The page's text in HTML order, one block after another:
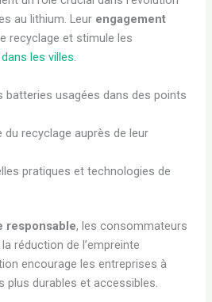
au lithium. Leur engagement
recyclage et stimule les
les villes.
batteries usagées dans des points
du recyclage auprès de leur
pratiques et technologies de
responsable, les consommateurs
réduction de l’empreinte
encourage les entreprises à
plus durables et accessibles.